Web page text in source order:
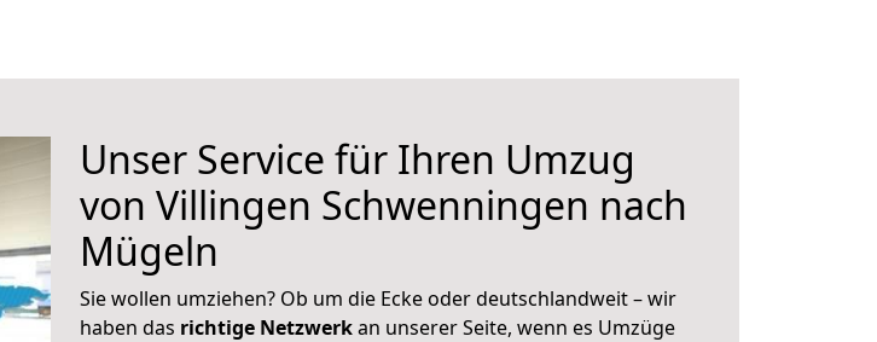
Unser Service für Ihren Umzug
von Villingen Schwenningen nach
Mügeln
Sie wollen umziehen? Ob um die Ecke oder deutschlandweit – wir
haben das richtige Netzwerkan unserer Seite, wenn es Umzüge